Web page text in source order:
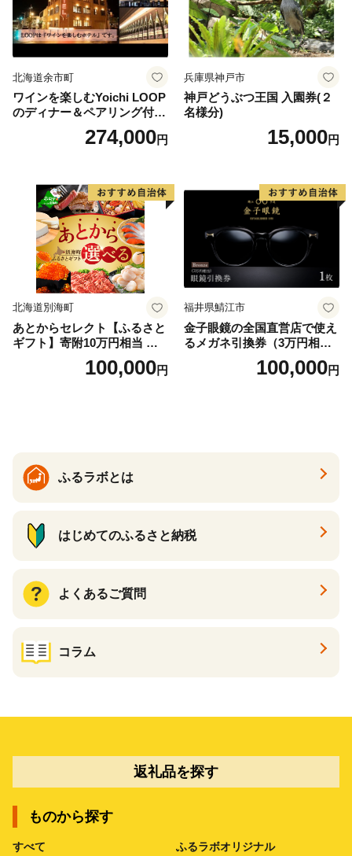
北海道余市町
ワインを楽しむYoichi LOOP
のディナー＆ペアリング付宿
泊プラン＜デラックスツイン
274,000円
兵庫県神戸市
神戸どうぶつ王国 入園券(２
名様分)
15,000円
北海道別海町
あとからセレクト【ふるさと
ギフト】寄附10万円相当 あ
とから選べる！ ギフト いく
ら ほたて 海鮮 牛肉 別海町
ギフト ふるさと納税 ）
100,000円
福井県鯖江市
金子眼鏡の全国直営店で使え
るメガネ引換券（3万円相
100,000円
ふるラボとは
はじめてのふるさと納税
よくあるご質問
コラム
返礼品を探す
ものから探す
すべて ふるラボオリジナル